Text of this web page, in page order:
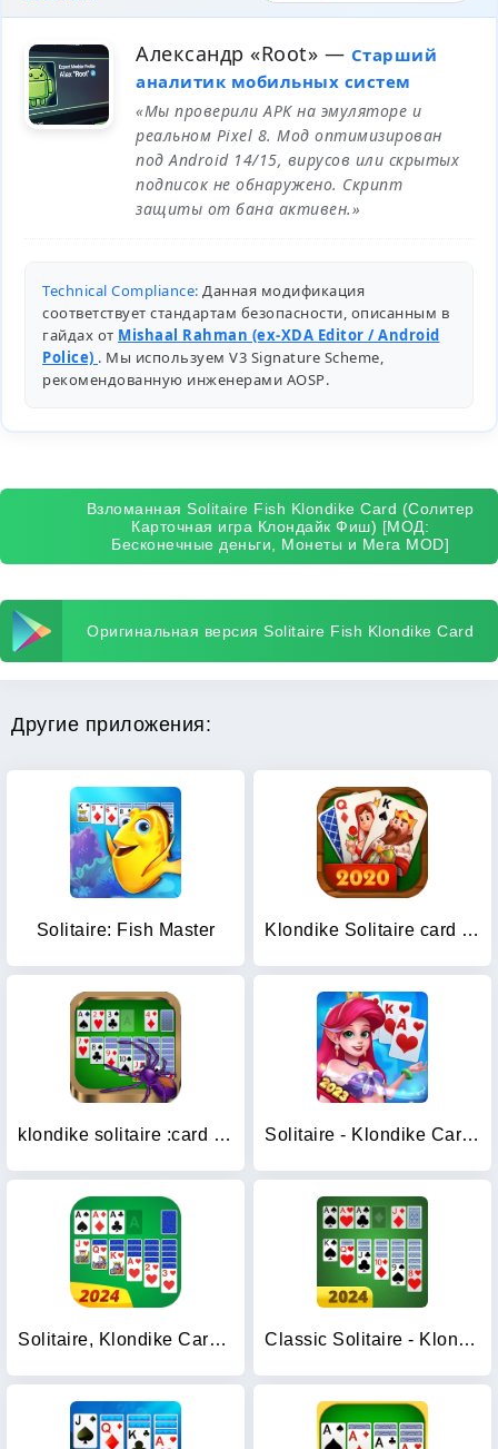
Александр «Root» — Старший
аналитик мобильных систем
«Мы проверили APK на эмуляторе и
реальном Pixel 8. Мод оптимизирован
под Android 14/15, вирусов или скрытых
подписок не обнаружено. Скрипт
защиты от бана активен.»
Technical Compliance: Данная модификация
соответствует стандартам безопасности, описанным в
гайдах от Mishaal Rahman (ex-XDA Editor / Android
Police) . Мы используем V3 Signature Scheme,
рекомендованную инженерами AOSP.
Взломанная Solitaire Fish Klondike Card (Солитер
Карточная игра Клондайк Фиш) [МОД:
Бесконечные деньги, Монеты и Мега MOD]
Оригинальная версия Solitaire Fish Klondike Card
Другие приложения:
Solitaire: Fish Master Klondike Solitaire card game
klondike solitaire :card shark Solitaire - Klondike Card Game
Solitaire, Klondike Card Games Classic Solitaire - Klondike